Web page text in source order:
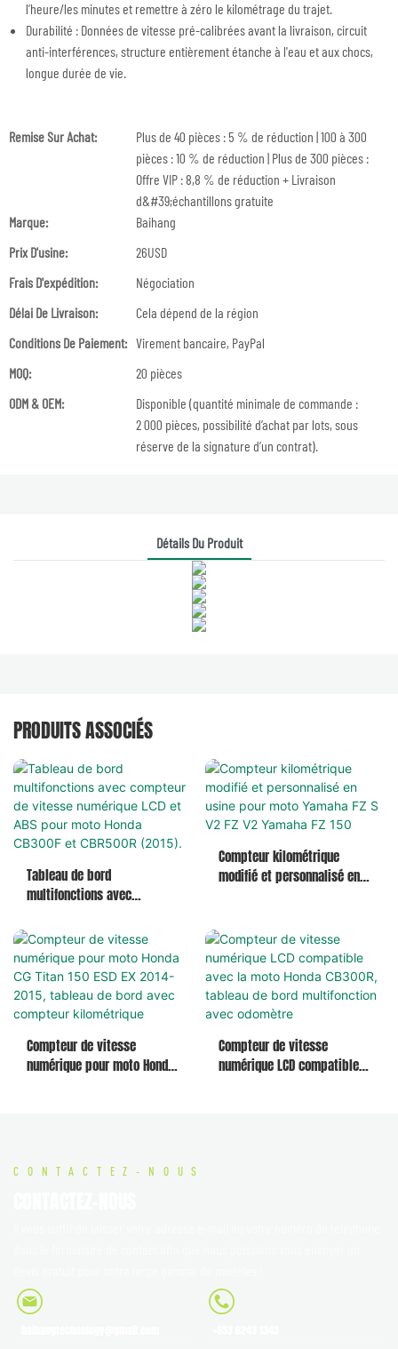
l’heure/les minutes et remettre à zéro le kilométrage du trajet.
Durabilité : Données de vitesse pré-calibrées avant la livraison, circuit
anti-interférences, structure entièrement étanche à l'eau et aux chocs,
longue durée de vie.
Remise Sur Achat:
Plus de 40 pièces : 5 % de réduction | 100 à 300
pièces : 10 % de réduction | Plus de 300 pièces :
Offre VIP : 8,8 % de réduction + Livraison
d&#39;échantillons gratuite
Marque:
Baihang
Prix ​​d'usine:
26USD
Frais D'expédition:
Négociation
Délai De Livraison:
Cela dépend de la région
Conditions De Paiement: Virement bancaire, PayPal
MOQ:
20 pièces
ODM & OEM:
Disponible (quantité minimale de commande :
2 000 pièces, possibilité d’achat par lots, sous
réserve de la signature d’un contrat).
Détails Du Produit
PRODUITS ASSOCIÉS
Tableau de bord
multifonctions avec
numérique LCD et ABS pour
moto Honda CB300F et
CBR500R (2015).
Compteur kilométrique
modifié et personnalisé en
Compteur de vitesse
numérique pour moto Honda
Compteur de vitesse
numérique LCD compatible
CONTACTEZ-NOUS